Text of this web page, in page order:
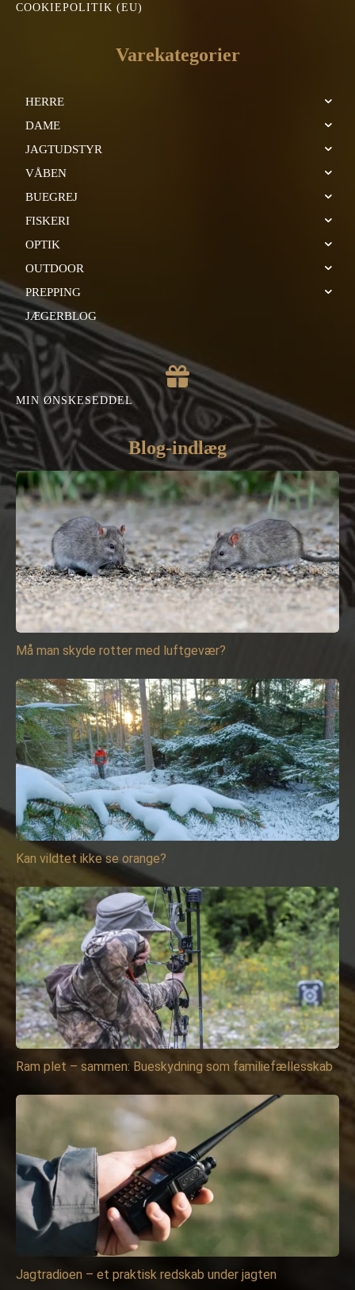
COOKIEPOLITIK (EU)
Varekategorier
HERRE
DAME
JAGTUDSTYR
VÅBEN
BUEGREJ
FISKERI
OPTIK
OUTDOOR
PREPPING
JÆGERBLOG
MIN ØNSKESEDDEL
Blog-indlæg
Må man skyde rotter med luftgevær?
Kan vildtet ikke se orange?
Ram plet – sammen: Bueskydning som familiefællesskab
Jagtradioen – et praktisk redskab under jagten